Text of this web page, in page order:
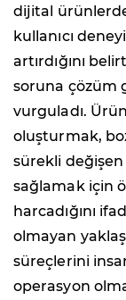
dijital
kullanıcı
artırdığını
soruna çözüm
vurguladı.
oluşturmak,
sürekli değişen
sağlamak için
harcadığını
olmayan
süreçlerini
operasyon